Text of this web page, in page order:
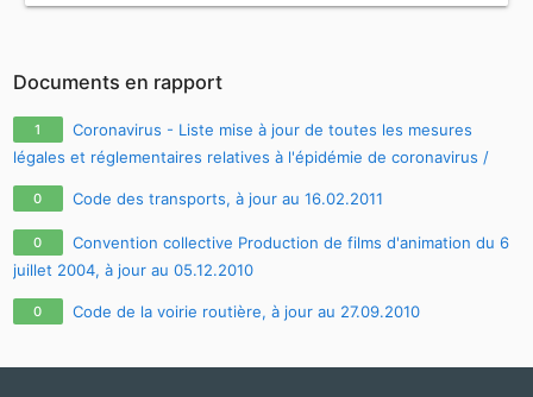
Documents en rapport
1
Coronavirus - Liste mise à jour de toutes les mesures
légales et réglementaires relatives à l'épidémie de coronavirus /
covid-19 / sars-cov-2
0 Code des transports, à jour au 16.02.2011
0
Convention collective Production de films d'animation du 6
juillet 2004, à jour au 05.12.2010
0 Code de la voirie routière, à jour au 27.09.2010